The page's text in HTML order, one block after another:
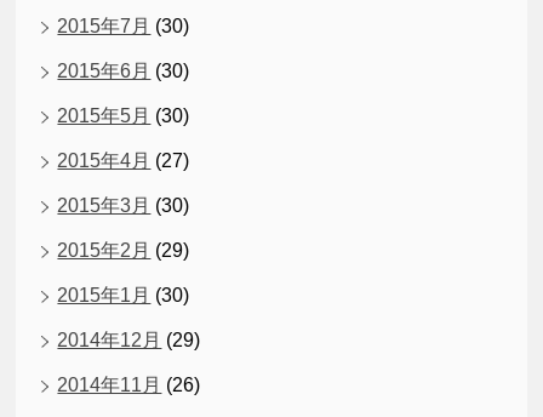
2015年7月 (30)
2015年6月 (30)
2015年5月 (30)
2015年4月 (27)
2015年3月 (30)
2015年2月 (29)
2015年1月 (30)
2014年12月 (29)
2014年11月 (26)